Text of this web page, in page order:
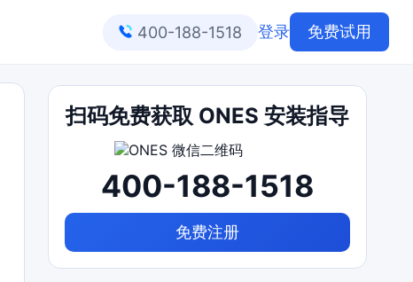
400-188-1518 登录 免费试用
扫码免费获取 ONES 安装指导
400-188-1518
免费注册